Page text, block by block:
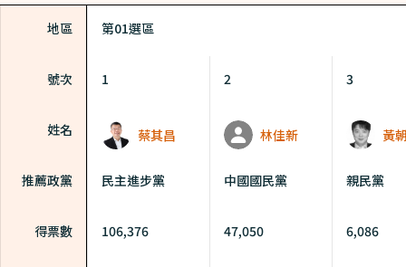
地區
號次
姓名
推薦政黨
得票數
第01選區
1
蔡其昌
民主進步黨
106,376
2
林佳新
中國國民黨
47,050
3
黃
親民黨
6,086